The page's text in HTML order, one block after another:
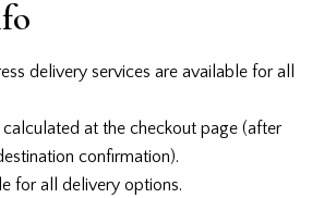
delivery services are available for all
at the checkout page (after
confirmation).
for all delivery options.